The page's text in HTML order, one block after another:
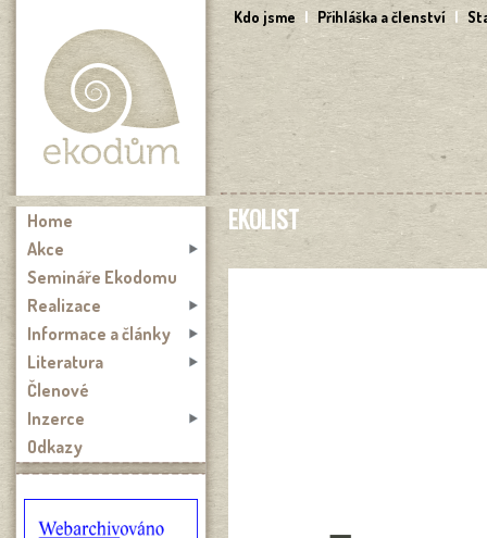
Kdo jsme | Přihláška a členství |
EKOLIST
Home
Akce
Semináře Ekodomu
Realizace
Informace a články
Literatura
Členové
Inzerce
Odkazy